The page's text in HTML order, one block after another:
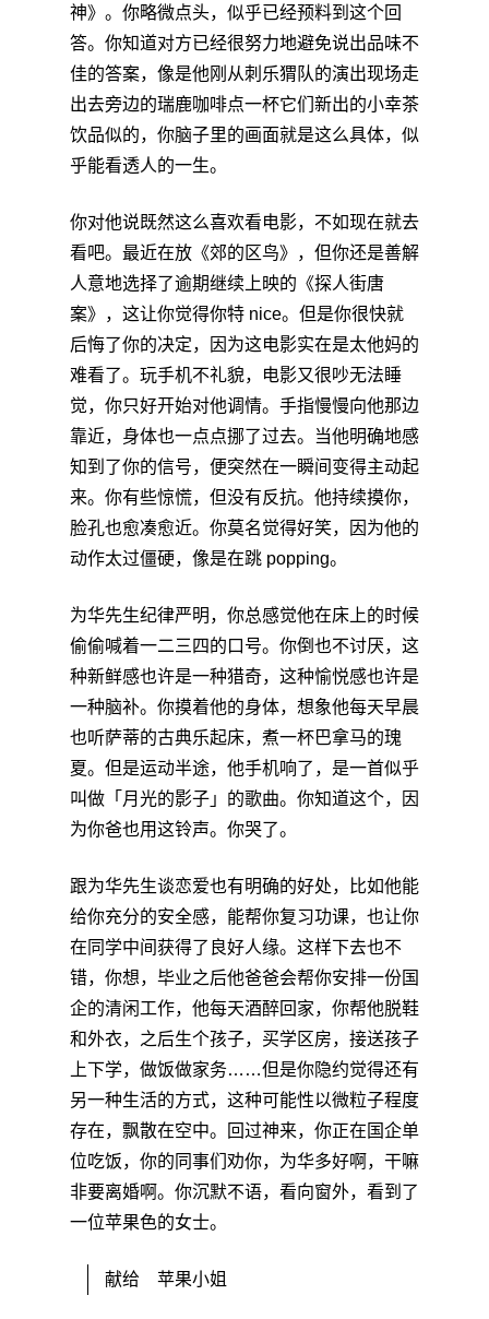
神》。你略微点头，似乎已经预料到这个回
答。你知道对方已经很努力地避免说出品味不
佳的答案，像是他刚从刺乐猬队的演出现场走
出去旁边的瑞鹿咖啡点一杯它们新出的小幸茶
饮品似的，你脑子里的画面就是这么具体，似
乎能看透人的一生。
你对他说既然这么喜欢看电影，不如现在就去
看吧。最近在放《郊的区鸟》，但你还是善解
人意地选择了逾期继续上映的《探人街唐
案》，这让你觉得你特 nice。但是你很快就
后悔了你的决定，因为这电影实在是太他妈的
难看了。玩手机不礼貌，电影又很吵无法睡
觉，你只好开始对他调情。手指慢慢向他那边
靠近，身体也一点点挪了过去。当他明确地感
知到了你的信号，便突然在一瞬间变得主动起
来。你有些惊慌，但没有反抗。他持续摸你，
脸孔也愈凑愈近。你莫名觉得好笑，因为他的
动作太过僵硬，像是在跳 popping。
为华先生纪律严明，你总感觉他在床上的时候
偷偷喊着一二三四的口号。你倒也不讨厌，这
种新鲜感也许是一种猎奇，这种愉悦感也许是
一种脑补。你摸着他的身体，想象他每天早晨
也听萨蒂的古典乐起床，煮一杯巴拿马的瑰
夏。但是运动半途，他手机响了，是一首似乎
叫做「月光的影子」的歌曲。你知道这个，因
为你爸也用这铃声。你哭了。
跟为华先生谈恋爱也有明确的好处，比如他能
给你充分的安全感，能帮你复习功课，也让你
在同学中间获得了良好人缘。这样下去也不
错，你想，毕业之后他爸爸会帮你安排一份国
企的清闲工作，他每天酒醉回家，你帮他脱鞋
和外衣，之后生个孩子，买学区房，接送孩子
上下学，做饭做家务……但是你隐约觉得还有
另一种生活的方式，这种可能性以微粒子程度
存在，飘散在空中。回过神来，你正在国企单
位吃饭，你的同事们劝你，为华多好啊，干嘛
非要离婚啊。你沉默不语，看向窗外，看到了
一位苹果色的女士。
献给 苹果小姐